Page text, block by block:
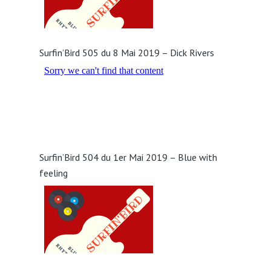
Surfin’Bird 505 du 8 Mai 2019 – Dick Rivers
Surfin’Bird 504 du 1er Mai 2019 – Blue with
feeling